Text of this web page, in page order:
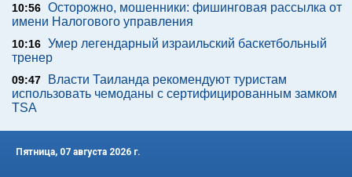
10:56 Осторожно, мошенники: фишинговая рассылка от
имени Налогового управления
10:16 Умер легендарный израильский баскетбольный
тренер
09:47
Власти Таиланда рекомендуют туристам
использовать чемоданы с сертифицированным замком
TSA
Пятница, 07 августа 2026 г.